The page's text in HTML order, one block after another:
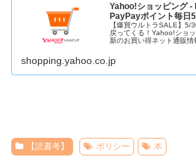
Yahoo!ショッピング -
PayPayポイント毎日
【爆買ウルトラSALE】5/
戻ってくる！Yahoo!ショ
新のお買い得ネット通販情
shopping.yahoo.co.jp
【読書考】 ポリシー 本